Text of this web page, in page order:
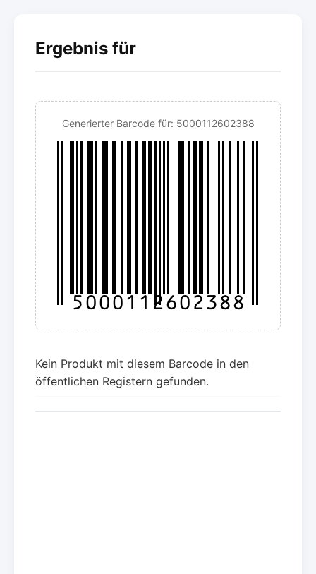
Ergebnis für
Generierter Barcode für: 5000112602388
Kein Produkt mit diesem Barcode in den
öffentlichen Registern gefunden.